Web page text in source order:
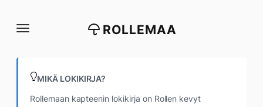
suoraan
ROLLEMAA
MIKÄ LOKIKIRJA?
Rollemaan kapteenin lokikirja on Rollen kevyt